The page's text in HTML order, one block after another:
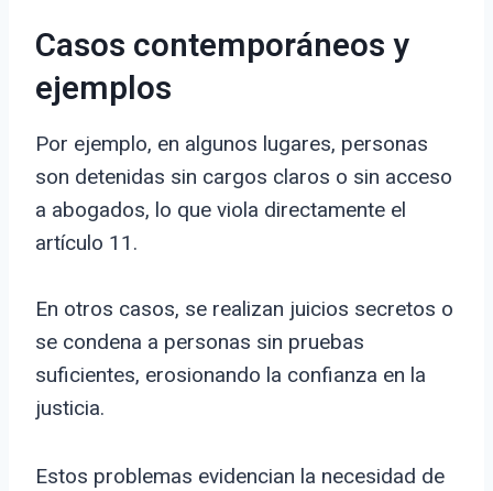
Casos contemporáneos y
ejemplos
Por ejemplo, en algunos lugares, personas
son detenidas sin cargos claros o sin acceso
a abogados, lo que viola directamente el
artículo 11.
En otros casos, se realizan juicios secretos o
se condena a personas sin pruebas
suficientes, erosionando la confianza en la
justicia.
Estos problemas evidencian la necesidad de